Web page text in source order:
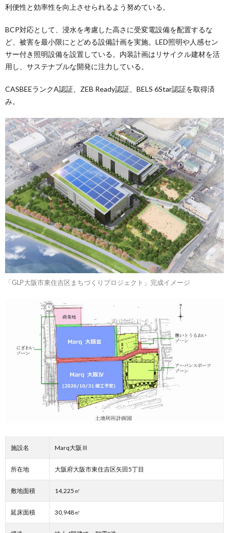
利便性と効率性を向上させられるよう努めている。
BCP対応として、浸水を考慮した高さに受変電設備を配置するな
ど、被害を最小限にとどめる設備計画を実施。LED照明や人感セン
サー付き照明設備を設置している。内装計画はリサイクル建材を活
用し、サステナブルな開発に注力している。
CASBEEランクA認証、ZEB Ready認証、BELS 6Star認証を取得済
み。
「GLP大阪市東住吉区まちづくりプロジェクト」完成イメージ
施設名 Marq大阪Ⅲ
所在地 大阪府大阪市東住吉区矢田5丁目
敷地面積 14,225㎡
延床面積 30,948㎡